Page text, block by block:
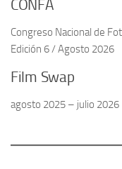
CONFA
Congreso Nacional de
Edición 6 / Agosto 2026
Film Swap
agosto 2025 – julio 2026